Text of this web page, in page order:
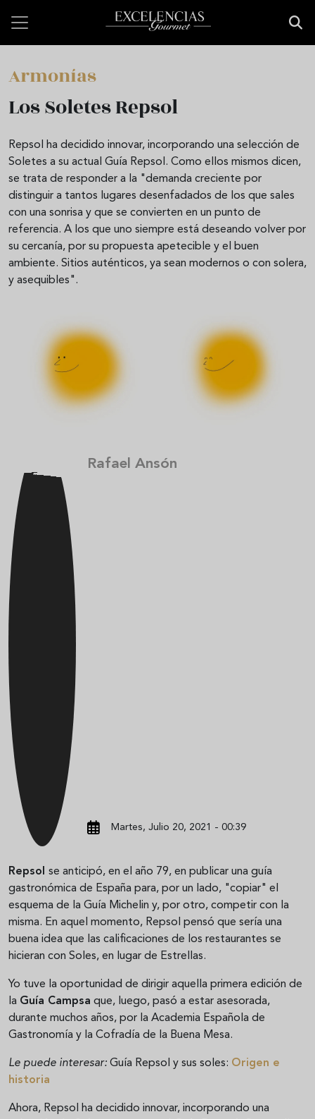
Armonías
Los Soletes Repsol
Repsol ha decidido innovar, incorporando una selección de
Soletes a su actual Guía Repsol. Como ellos mismos dicen,
se trata de responder a la "demanda creciente por
distinguir a tantos lugares desenfadados de los que sales
con una sonrisa y que se convierten en un punto de
referencia. A los que uno siempre está deseando volver por
su cercanía, por su propuesta apetecible y el buen
ambiente. Sitios auténticos, ya sean modernos o con solera,
y asequibles".
Rafael Ansón
Martes, Julio 20, 2021 - 00:39
Repsol se anticipó, en el año 79, en publicar una guía
gastronómica de España para, por un lado, "copiar" el
esquema de la Guía Michelin y, por otro, competir con la
misma. En aquel momento, Repsol pensó que sería una
buena idea que las calificaciones de los restaurantes se
hicieran con Soles, en lugar de Estrellas.
Yo tuve la oportunidad de dirigir aquella primera edición de
la Guía Campsa que, luego, pasó a estar asesorada,
durante muchos años, por la Academia Española de
Gastronomía y la Cofradía de la Buena Mesa.
Le puede interesar: Guía Repsol y sus soles: Origen e
historia
Ahora, Repsol ha decidido innovar, incorporando una